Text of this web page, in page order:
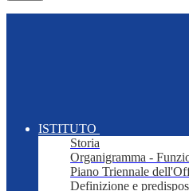
ISTITUTO
Storia
Organigramma -
Piano Triennale
Definizione e